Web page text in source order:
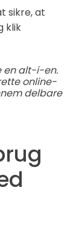
sikre, at
klik
en alt-i-en.
online-
delbare